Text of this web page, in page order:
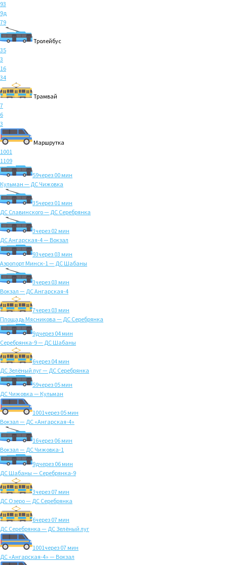
93
9д
79
Тролейбус
35
3
16
34
Трамвай
7
6
3
Маршрутка
1001
1109
59через 00 мин
Кульман — ДС Чижовка
35через 01 мин
ДС Славинского — ДС Серебрянка
3через 02 мин
ДС Ангарская-4 — Вокзал
93через 03 мин
Аэропорт Минск-1 — ДС Шабаны
3через 03 мин
Вокзал — ДС Ангарская-4
7через 03 мин
Площадь Мясникова — ДС Серебрянка
9дчерез 04 мин
Серебрянка-9 — ДС Шабаны
6через 04 мин
ДС Зелёный луг — ДС Серебрянка
59через 05 мин
ДС Чижовка — Кульман
1001через 05 мин
Вокзал — ДС «Ангарская-4»
16через 06 мин
Вокзал — ДС Чижовка-1
9дчерез 06 мин
ДС Шабаны — Серебрянка-9
3через 07 мин
ДС Озеро — ДС Серебрянка
6через 07 мин
ДС Серебрянка — ДС Зелёный луг
1001через 07 мин
ДС «Ангарская-4» — Вокзал